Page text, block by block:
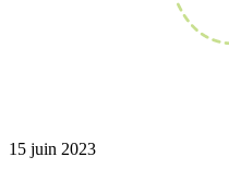
15 juin 2023